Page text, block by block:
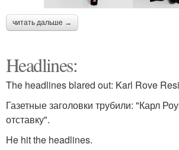
читать дальше →
Headlines:
The headlines blared out: Karl Rove
Газетные заголовки трубили: "Карл
отставку".
He hit the headlines.